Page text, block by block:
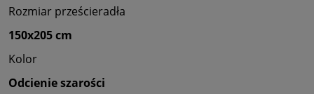
Rozmiar prześcieradła
150x205 cm
Kolor
Odcienie szarości